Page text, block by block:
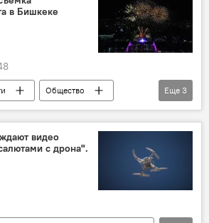
в Бишкеке
Общество
Бишкек праздник
Еще 3
видео
с дрона".